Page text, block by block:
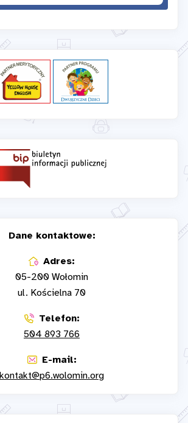
Dane kontaktowe:
Adres:
05-200 Wołomin
ul. Kościelna 70
Telefon:
504 893 766
E-mail:
kontakt@p6.wolomin.org